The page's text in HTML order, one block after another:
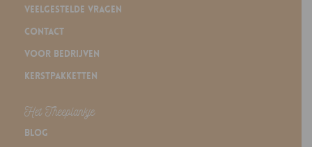
Veelgestelde vragen
Contact
Voor bedrijven
Kerstpakketten
Het Theeplankje
Blog